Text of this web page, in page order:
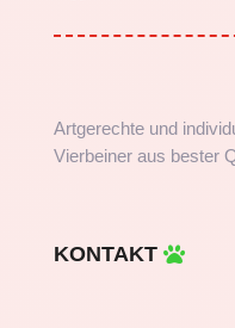
Artgerechte und
Vierbeiner aus bester
KONTAKT